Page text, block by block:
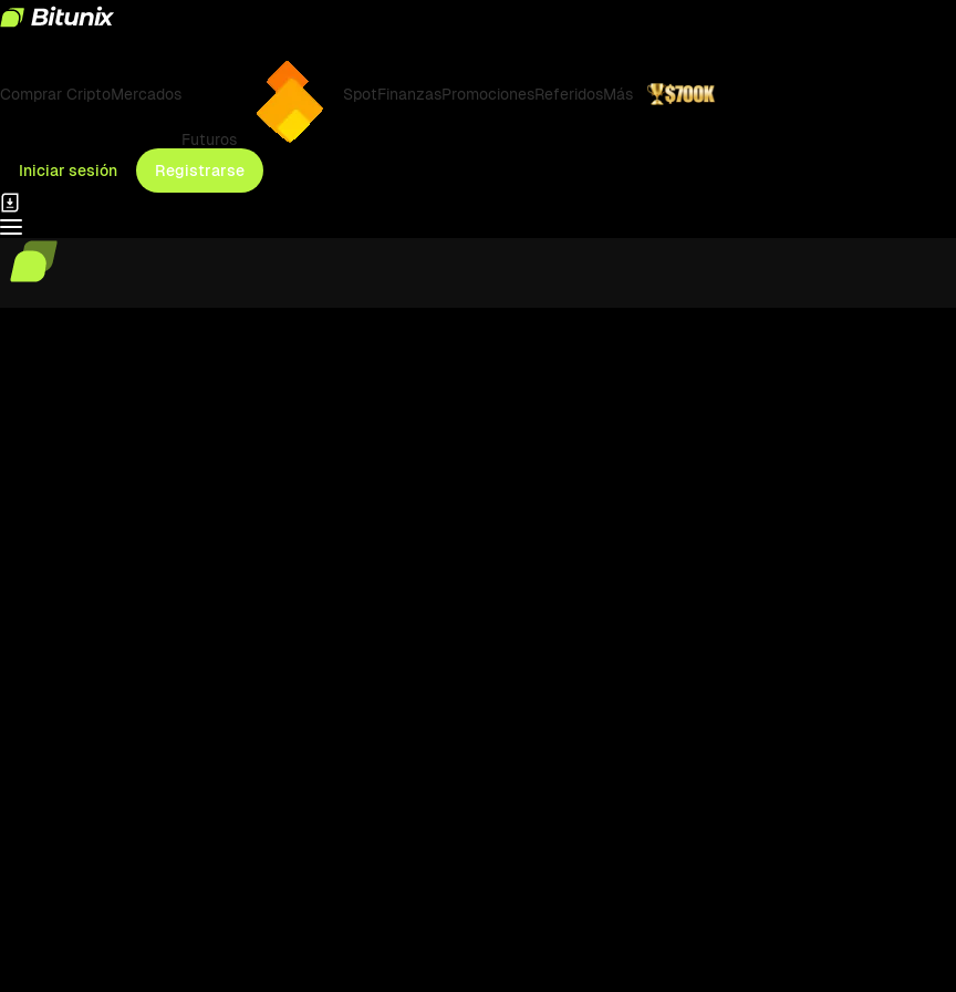
Comprar CriptoMercados
Futuros
SpotFinanzasPromocionesReferidosMás
Iniciar sesión Registrarse